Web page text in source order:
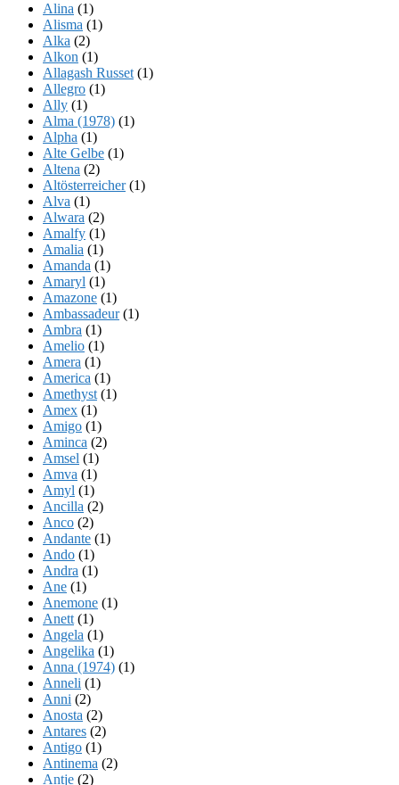
Alina (1)
Alisma (1)
Alka (2)
Alkon (1)
Allagash Russet (1)
Allegro (1)
Ally (1)
Alma (1978) (1)
Alpha (1)
Alte Gelbe (1)
Altena (2)
Altösterreicher(1)
Alva (1)
Alwara (2)
Amalfy (1)
Amalia (1)
Amanda (1)
Amaryl (1)
Amazone (1)
Ambassadeur(1)
Ambra (1)
Amelio (1)
Amera (1)
America (1)
Amethyst (1)
Amex (1)
Amigo (1)
Aminca (2)
Amsel (1)
Amva (1)
Amyl (1)
Ancilla (2)
Anco (2)
Andante (1)
Ando (1)
Andra (1)
Ane (1)
Anemone (1)
Anett (1)
Angela (1)
Angelika (1)
Anna (1974) (1)
Anneli (1)
Anni (2)
Anosta (2)
Antares (2)
Antigo (1)
Antinema (2)
Antje (2)